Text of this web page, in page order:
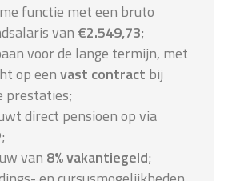
functie met een bruto
van €2.549,73;
voor de lange termijn, met
op eenvast contract bij
prestaties;
direct pensioen op via
van 8% vakantiegeld;